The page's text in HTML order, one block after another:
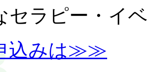
ラピー・イ
込みは≫≫